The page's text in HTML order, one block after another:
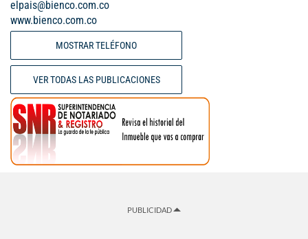
elpais@bienco.com.co
www.bienco.com.co
MOSTRAR TELÉFONO
VER TODAS LAS PUBLICACIONES
PUBLICIDAD